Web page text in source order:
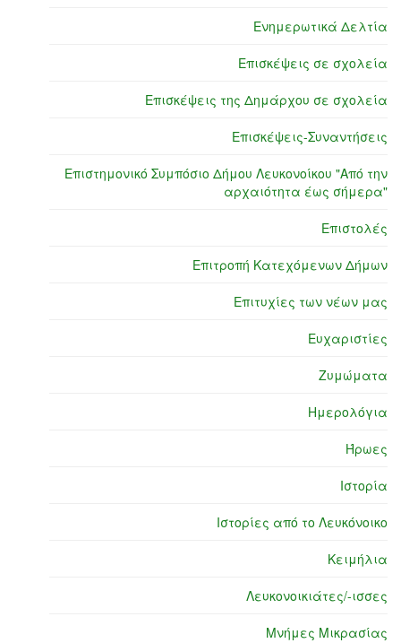
Ενημερωτικά Δελτία
Επισκέψεις σε σχολεία
Επισκέψεις της Δημάρχου σε σχολεία
Επισκέψεις-Συναντήσεις
Επιστημονικό Συμπόσιο Δήμου Λευκονοίκου "Από την
αρχαιότητα έως σήμερα"
Επιστολές
Επιτροπή Κατεχόμενων Δήμων
Επιτυχίες των νέων μας
Ευχαριστίες
Ζυμώματα
Ημερολόγια
Ήρωες
Ιστορία
Ιστορίες από το Λευκόνοικο
Κειμήλια
Λευκονοικιάτες/-ισσες
Μνήμες Μικρασίας